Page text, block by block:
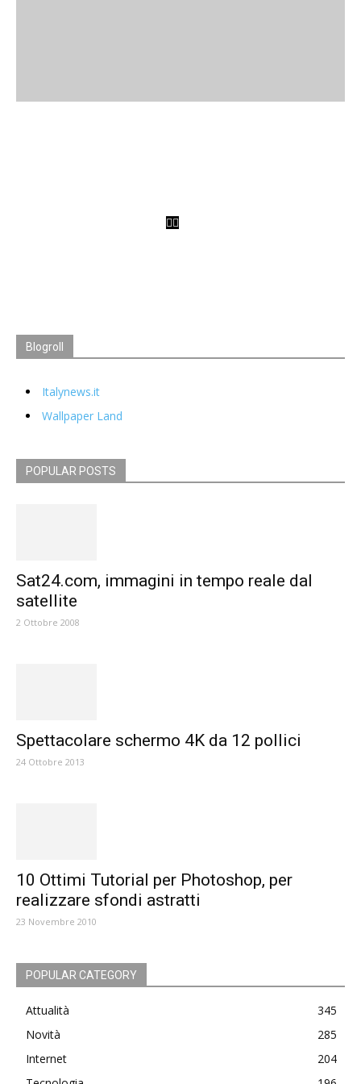
Blogroll
Italynews.it
Wallpaper Land
POPULAR POSTS
Sat24.com, immagini in tempo reale dal
satellite
2 Ottobre 2008
Spettacolare schermo 4K da 12 pollici
24 Ottobre 2013
10 Ottimi Tutorial per Photoshop, per
realizzare sfondi astratti
23 Novembre 2010
POPULAR CATEGORY
Attualità
345
Novità
285
Internet
204